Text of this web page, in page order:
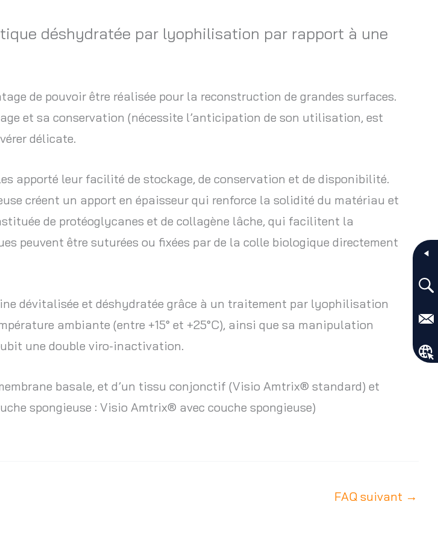
déshydratée par lyophilisation par rapport à une
de pouvoir être réalisée pour la reconstruction de grandes surfaces.
et sa conservation (nécessite l’anticipation de son utilisation, est
délicate.
apporté leur facilité de stockage, de conservation et de disponibilité.
créent un apport en épaisseur qui renforce la solidité du matériau et
de protéoglycanes et de collagène lâche, qui facilitent la
peuvent être suturées ou fixées par de la colle biologique directement
dévitalisée et déshydratée grâce à un traitement par lyophilisation
ambiante (entre +15° et +25°C), ainsi que sa manipulation
une double viro-inactivation.
basale, et d’un tissu conjonctif (Visio Amtrix® standard) et
spongieuse : Visio Amtrix® avec couche spongieuse)
FAQ suivant →